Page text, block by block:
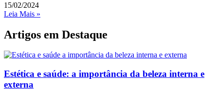
15/02/2024
Leia Mais »
Artigos em Destaque
Estética e saúde: a importância da beleza interna e
externa